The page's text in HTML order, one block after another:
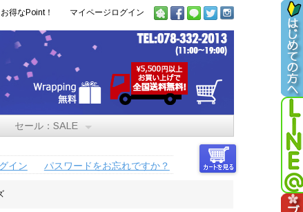
お得なPoint！ マイページログイン
セール：SALE
イン パスワードをお忘れですか？